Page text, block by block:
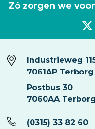
Zó zorgen we
Industrieweg
7061AP Terborg
Postbus 30
7060AA Terborg
(0315) 33 82 60